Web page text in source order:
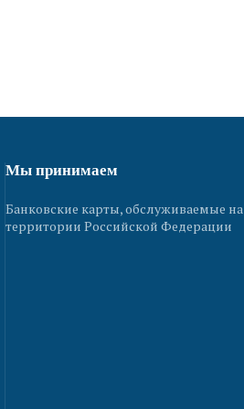
Мы принимаем
Банковские карты, обслуживаемые на
территории Российской Федерации